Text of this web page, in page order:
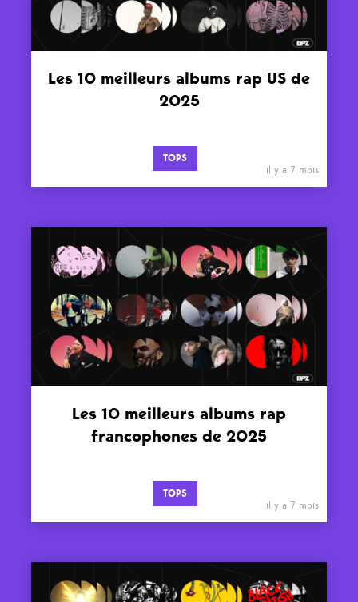
Les 10 meilleurs albums rap US de
2025
TOPS
il y a 7 mois
Les 10 meilleurs albums rap
francophones de 2025
TOPS
il y a 7 mois